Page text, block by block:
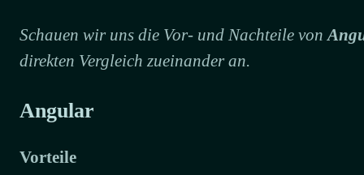
Schauen wir uns die Vor- und Nachteile von
direkten Vergleich zueinander an.
Angular
Vorteile